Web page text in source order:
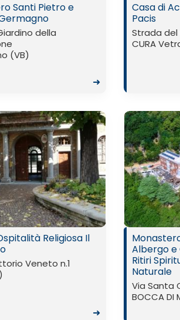
Santi Pietro e
della
(VB)
➜
Casa di
Pacis
Strada del
CURA
Religiosa Il
Veneto n.1
➜
Albergo e
Ritiri
Naturale
Via Santa
BOCCA DI